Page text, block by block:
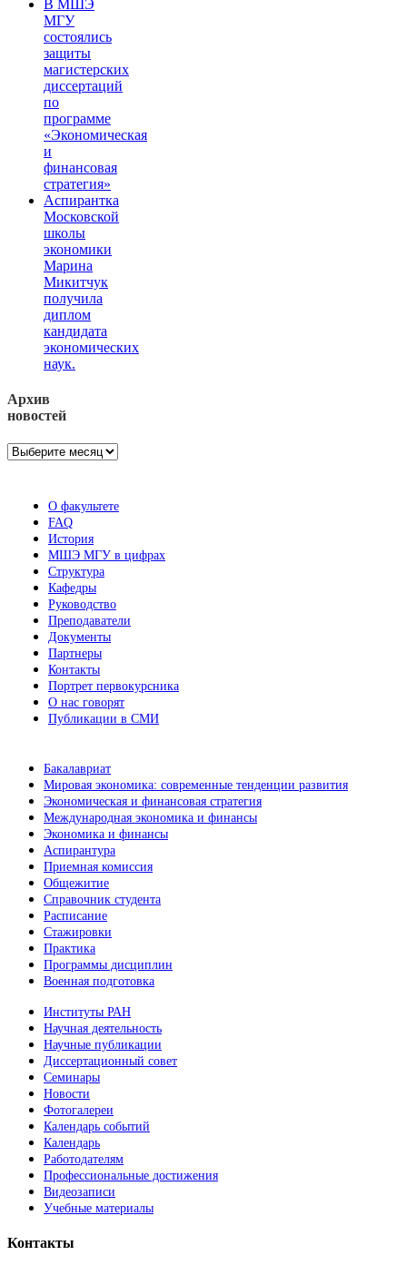
В МШЭ
МГУ
состоялись
защиты
магистерских
диссертаций
по
программе
«Экономическая
и
финансовая
стратегия»
Аспирантка
Московской
школы
экономики
Марина
Микитчук
получила
диплом
кандидата
экономических
наук.
Архив
новостей
Архив
О факультете
FAQ
История
МШЭ МГУ в цифрах
Структура
Кафедры
Руководство
Преподаватели
Документы
Партнеры
Контакты
Портрет первокурсника
О нас говорят
Публикации в СМИ
Бакалавриат
Мировая экономика: современные тенденции развития
Экономическая и финансовая стратегия
Международная экономика и финансы
Экономика и финансы
Аспирантура
Приемная комиссия
Общежитие
Справочник студента
Расписание
Стажировки
Практика
Программы дисциплин
Военная подготовка
Институты РАН
Научная деятельность
Научные публикации
Диссертационный совет
Семинары
Новости
Фотогалереи
Календарь событий
Календарь
Работодателям
Профессиональные достижения
Видеозаписи
Учебные материалы
Контакты